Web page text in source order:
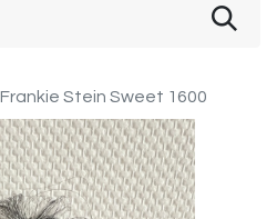
Stein Sweet 1600